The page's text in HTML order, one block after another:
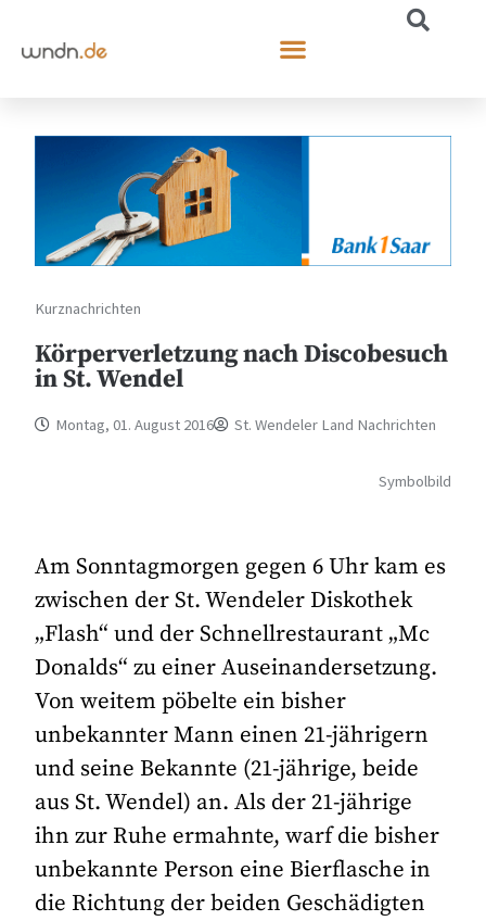
Kurznachrichten
Körperverletzung nach Discobesuch
in St. Wendel
Montag, 01. August 2016 St. Wendeler Land Nachrichten
Symbolbild
Am Sonntagmorgen gegen 6 Uhr kam es
zwischen der St. Wendeler Diskothek
„Flash“ und der Schnellrestaurant „Mc
Donalds“ zu einer Auseinandersetzung.
Von weitem pöbelte ein bisher
unbekannter Mann einen 21-jährigern
und seine Bekannte (21-jährige, beide
aus St. Wendel) an. Als der 21-jährige
ihn zur Ruhe ermahnte, warf die bisher
unbekannte Person eine Bierflasche in
die Richtung der beiden Geschädigten